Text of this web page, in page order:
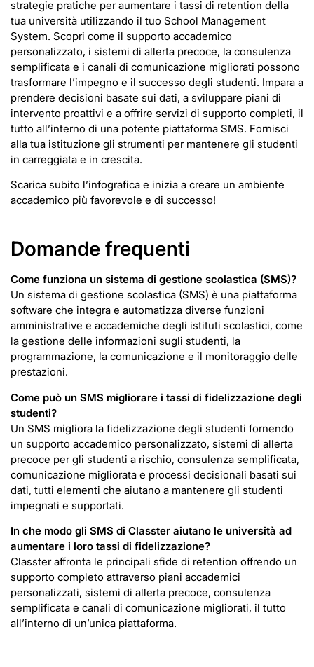
strategie pratiche per aumentare i tassi di retention della
tua università utilizzando il tuo School Management
System. Scopri come il supporto accademico
personalizzato, i sistemi di allerta precoce, la consulenza
semplificata e i canali di comunicazione migliorati possono
trasformare l’impegno e il successo degli studenti. Impara a
prendere decisioni basate sui dati, a sviluppare piani di
intervento proattivi e a offrire servizi di supporto completi, il
tutto all’interno di una potente piattaforma SMS. Fornisci
alla tua istituzione gli strumenti per mantenere gli studenti
in carreggiata e in crescita.
Scarica subito l’infografica e inizia a creare un ambiente
accademico più favorevole e di successo!
Domande frequenti
Come funziona un sistema di gestione scolastica (SMS)?
Un sistema di gestione scolastica (SMS) è una piattaforma
software che integra e automatizza diverse funzioni
amministrative e accademiche degli istituti scolastici, come
la gestione delle informazioni sugli studenti, la
programmazione, la comunicazione e il monitoraggio delle
prestazioni.
Come può un SMS migliorare i tassi di fidelizzazione degli
studenti?
Un SMS migliora la fidelizzazione degli studenti fornendo
un supporto accademico personalizzato, sistemi di allerta
precoce per gli studenti a rischio, consulenza semplificata,
comunicazione migliorata e processi decisionali basati sui
dati, tutti elementi che aiutano a mantenere gli studenti
impegnati e supportati.
In che modo gli SMS di Classter aiutano le università ad
aumentare i loro tassi di fidelizzazione?
Classter affronta le principali sfide di retention offrendo un
supporto completo attraverso piani accademici
personalizzati, sistemi di allerta precoce, consulenza
semplificata e canali di comunicazione migliorati, il tutto
all’interno di un’unica piattaforma.